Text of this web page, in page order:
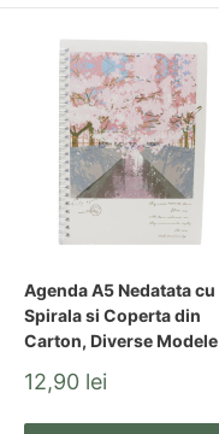
Agenda A5 Nedatata cu
Spirala si Coperta din
Carton, Diverse Modele
Pret
redus
12,90 lei